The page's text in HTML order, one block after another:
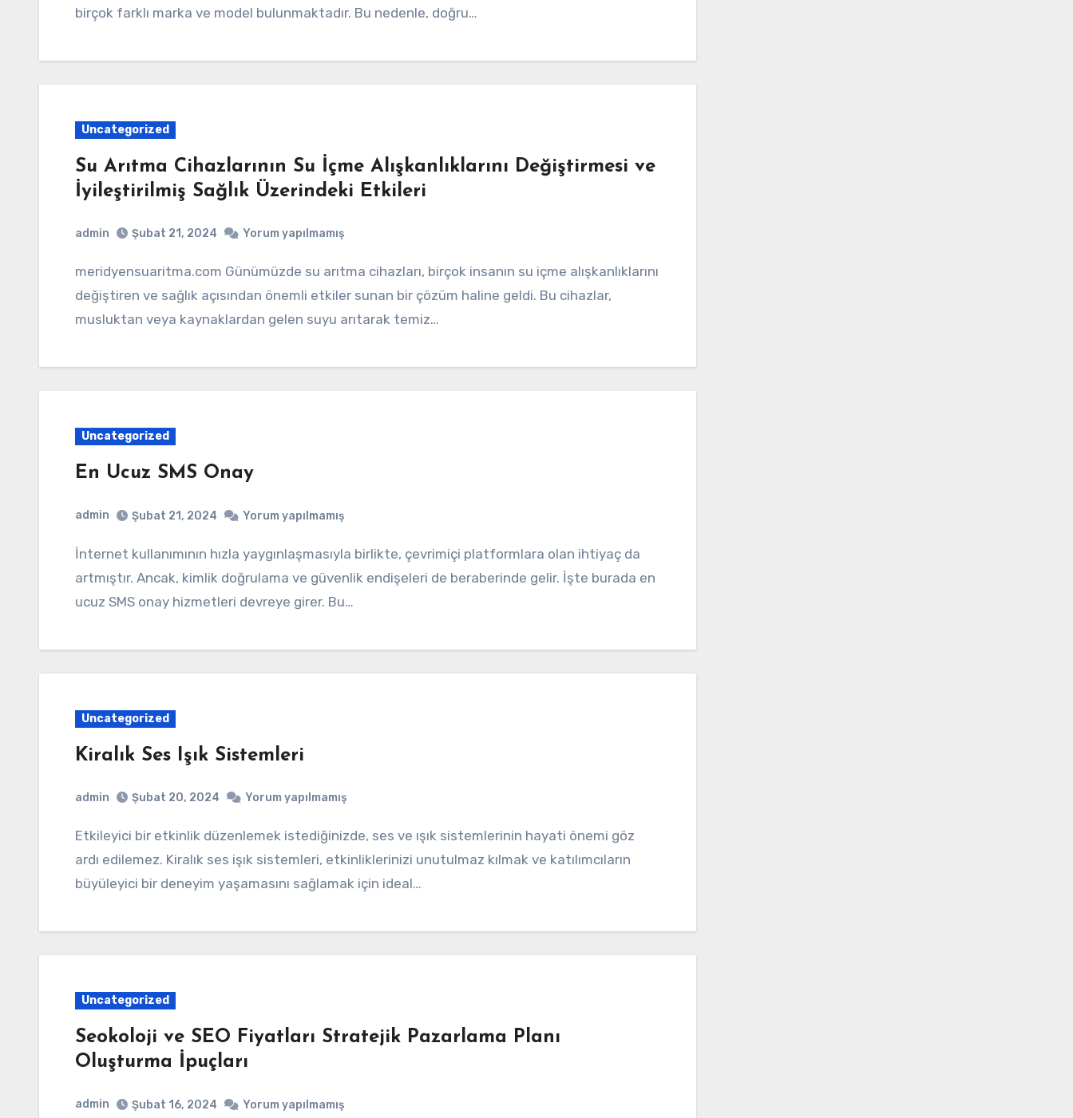
birçok farklı marka ve model bulunmaktadır. Bu nedenle, doğru…
Uncategorized
Su Arıtma Cihazlarının Su İçme Alışkanlıklarını Değiştirmesi ve
İyileştirilmiş Sağlık Üzerindeki Etkileri
admin Şubat 21, 2024 Yorum yapılmamış
meridyensuaritma.com Günümüzde su arıtma cihazları, birçok insanın su içme alışkanlıklarını
değiştiren ve sağlık açısından önemli etkiler sunan bir çözüm haline geldi. Bu cihazlar,
musluktan veya kaynaklardan gelen suyu arıtarak temiz…
Uncategorized
En Ucuz SMS Onay
admin Şubat 21, 2024 Yorum yapılmamış
İnternet kullanımının hızla yaygınlaşmasıyla birlikte, çevrimiçi platformlara olan ihtiyaç da
artmıştır. Ancak, kimlik doğrulama ve güvenlik endişeleri de beraberinde gelir. İşte burada en
ucuz SMS onay hizmetleri devreye girer. Bu…
Uncategorized
Kiralık Ses Işık Sistemleri
admin Şubat 20, 2024 Yorum yapılmamış
Etkileyici bir etkinlik düzenlemek istediğinizde, ses ve ışık sistemlerinin hayati önemi göz
ardı edilemez. Kiralık ses işık sistemleri, etkinliklerinizi unutulmaz kılmak ve katılımcıların
büyüleyici bir deneyim yaşamasını sağlamak için ideal…
Uncategorized
Seokoloji ve SEO Fiyatları Stratejik Pazarlama Planı
Oluşturma İpuçları
admin Şubat 16, 2024 Yorum yapılmamış